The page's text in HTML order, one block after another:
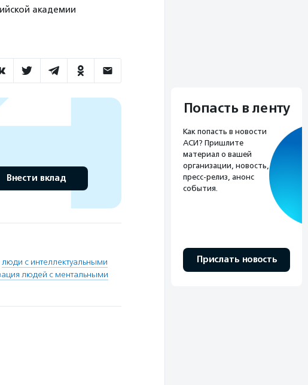
академии
Внести вклад
люди с интеллектуальными
людей с ментальными
Попасть в ленту
Как попасть в новости
АСИ? Пришлите
материал о вашей
организации, новость,
пресс-релиз, анонс
события.
Прислать новость